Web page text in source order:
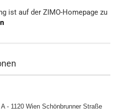
ist auf der ZIMO-Homepage zu
- 1120 Wien Schönbrunner Straße